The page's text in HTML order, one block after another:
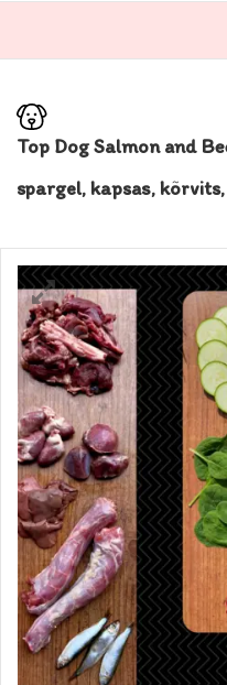
Top Dog Salmon and
spargel, kapsas,